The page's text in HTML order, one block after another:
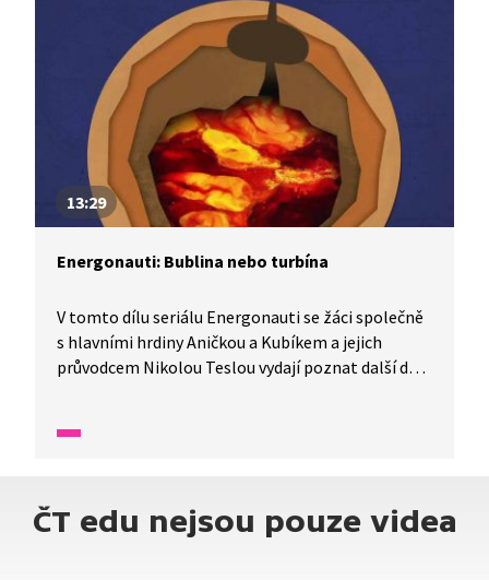
elektrárnách a pochopí, proč je důležité energii
nejen vyrábět, ale hlavně využívat chytře. Dozvědí
se, proč je lepší vyměnit klasické žárovky za LED,
kdy je opravdu nutné svítit, jak zateplení domů
snižuje spotřebu energie a jak lze ohřívat vodu
pomocí sluneční energie.
13:29
Energonauti: Bublina nebo turbína
V tomto dílu seriálu Energonauti se žáci společně
s hlavními hrdiny Aničkou a Kubíkem a jejich
průvodcem Nikolou Teslou vydají poznat další dva
a poté je vezme na výpravu k přehradě, kde
z nitra Země, mohou vyrábět elektřinu
bez znečišťování životního prostředí.
ČT edu nejsou pouze videa